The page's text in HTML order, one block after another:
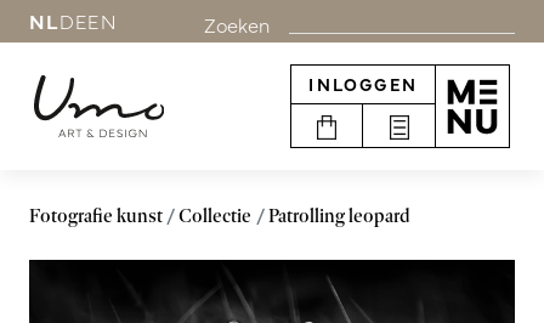
NLDEEN Zoeken
INLOGGEN
Fotografie kunst Collectie Patrolling leopard